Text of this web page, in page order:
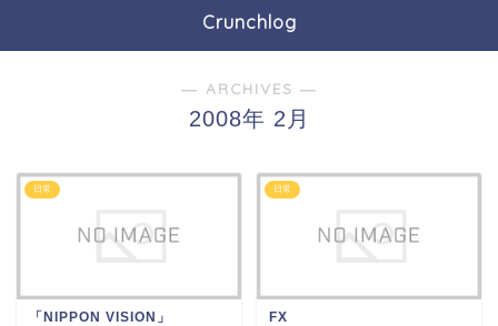
Crunchlog
― ARCHIVES ―
2008年 2月
日常
「NIPPON VISION」
日常
FX